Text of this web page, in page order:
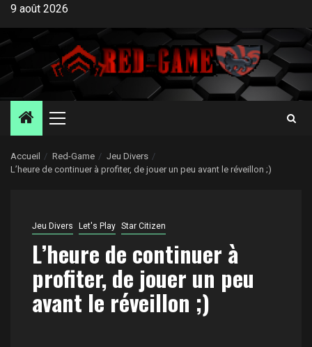
Aller
contenu
9 août 2026
Menu
Accueil Red-Game
Jeu Divers
L’heure de continuer à profiter, de jouer un peu avant le réveillon ;)
Jeu Divers Let's Play Star Citizen
L’heure de continuer à
profiter, de jouer un peu
avant le réveillon ;)